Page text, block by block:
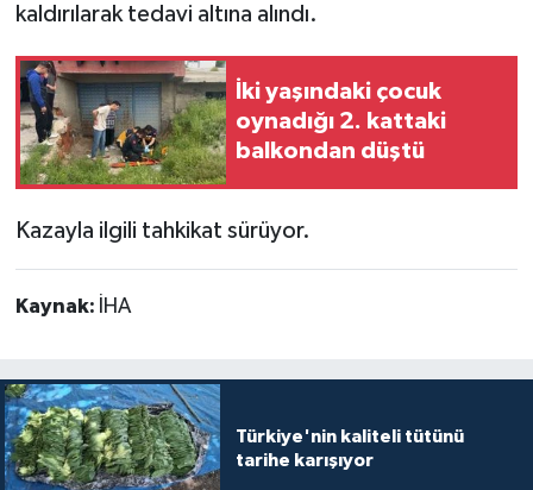
kaldırılarak tedavi altına alındı.
İki yaşındaki çocuk
oynadığı 2. kattaki
balkondan düştü
Kazayla ilgili tahkikat sürüyor.
Kaynak: İHA
Türkiye'nin kaliteli tütünü
tarihe karışıyor